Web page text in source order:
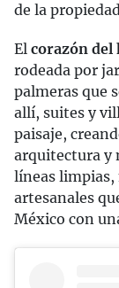
de la
El corazón del
rodeada por
palmeras que
allí, suites y
paisaje,
arquitectura y
líneas limpias,
artesanales
México con